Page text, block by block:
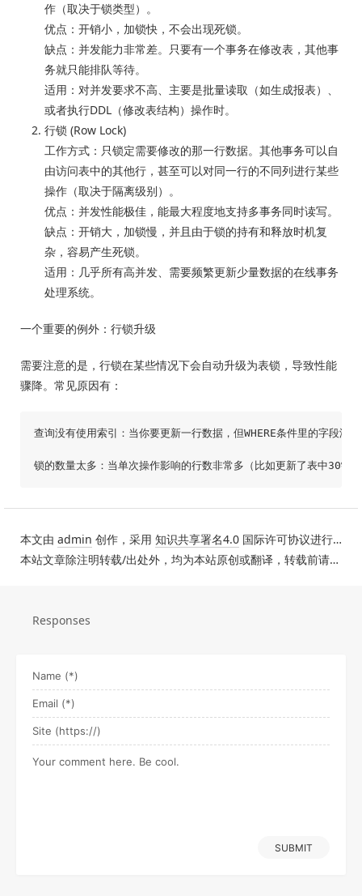
作（取决于锁类型）。
优点：开销小，加锁快，不会出现死锁。
缺点：并发能力非常差。只要有一个事务在修改表，其他事
务就只能排队等待。
适用：对并发要求不高、主要是批量读取（如生成报表）、
或者执行DDL（修改表结构）操作时。
行锁 (Row Lock)
工作方式：只锁定需要修改的那一行数据。其他事务可以自
由访问表中的其他行，甚至可以对同一行的不同列进行某些
操作（取决于隔离级别）。
优点：并发性能极佳，能最大程度地支持多事务同时读写。
缺点：开销大，加锁慢，并且由于锁的持有和释放时机复
杂，容易产生死锁。
适用：几乎所有高并发、需要频繁更新少量数据的在线事务
处理系统。
一个重要的例外：行锁升级
需要注意的是，行锁在某些情况下会自动升级为表锁，导致性能
骤降。常见原因有：
查询没有使用索引：当你要更新一行数据，但WHERE条件里的字段
本文由 admin 创作，采用 知识共享署名4.0 国际许可协议进行许可。
本站文章除注明转载/出处外，均为本站原创或翻译，转载前请务必署名。
Responses
SUBMIT